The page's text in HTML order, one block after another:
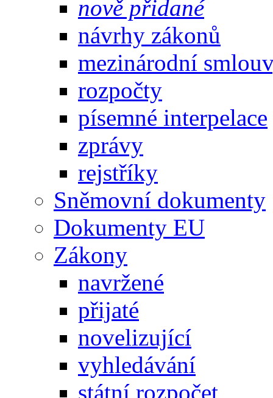
nově přidané
návrhy zákonů
mezinárodní
rozpočty
písemné interpelace
zprávy
rejstříky
Sněmovní dokumenty
Dokumenty EU
Zákony
navržené
přijaté
novelizující
vyhledávání
státní rozpočet